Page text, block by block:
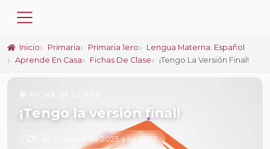
Inicio Primaria Primaria 1ero
Lengua Materna. Español
Aprende En Casa
Fichas De Clase ¡Tengo La Versión Final!
¡Tengo la versión final!
6 de Febrero de 2025 a las 16:05